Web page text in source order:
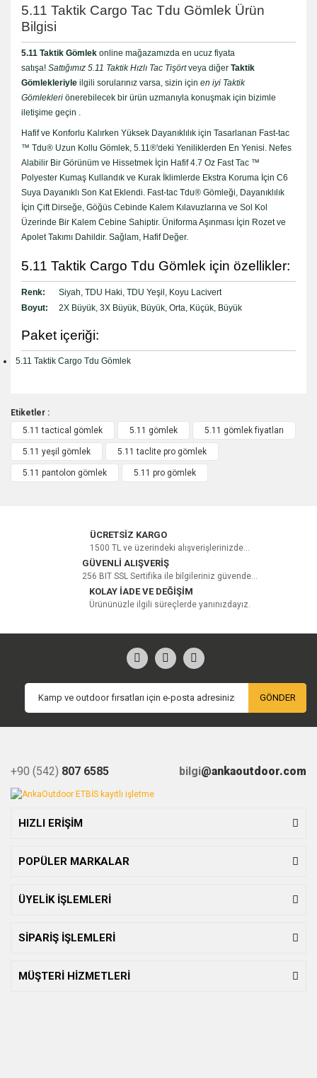
5.11 Taktik Cargo Tac Tdu Gömlek Ürün
Bilgisi
5.11 Taktik Gömlek online mağazamızda en ucuz fiyata
satışa! Sattığımız 5.11 Taktik Hızlı Tac Tişörtveya diğer Taktik
Gömlekleriyle ilgili sorularınız varsa, sizin için en iyi Taktik
Gömlekleri önerebilecek bir ürün uzmanıyla konuşmak için bizimle
iletişime geçin .
Hafif ve Konforlu Kalırken Yüksek Dayanıklılık için Tasarlanan Fast-tac
™ Tdu® Uzun Kollu Gömlek, 5.11®'deki Yeniliklerden En Yenisi. Nefes
Alabilir Bir Görünüm ve Hissetmek İçin Hafif 4.7 Oz Fast Tac ™
Polyester Kumaş Kullandık ve Kurak İklimlerde Ekstra Koruma İçin C6
Suya Dayanıklı Son Kat Eklendi. Fast-tac Tdu® Gömleği, Dayanıklılık
İçin Çift Dirseğe, Göğüs Cebinde Kalem Kılavuzlarına ve Sol Kol
Üzerinde Bir Kalem Cebine Sahiptir. Üniforma Aşınması İçin Rozet ve
Apolet Takımı Dahildir. Sağlam, Hafif Değer.
5.11 Taktik Cargo Tdu Gömlek için özellikler:
Renk:
Siyah, TDU Haki, TDU Yeşil, Koyu Lacivert
Boyut:
2X Büyük, 3X Büyük, Büyük, Orta, Küçük, Büyük
Paket içeriği:
5.11 Taktik Cargo Tdu Gömlek
Bu ürüne ilk yorumu siz yapın!
Etiketler :
5.11 tactical gömlek
5.11 gömlek 5.11 gömlek fiyatları
5.11 yeşil gömlek 5.11 taclite pro gömlek
5.11 pantolon gömlek 5.11 pro gömlek
ÜCRETSİZ KARGO
1500 TL ve üzerindeki alışverişlerinizde...
GÜVENLİ ALIŞVERİŞ
256 BIT SSL Sertifika ile bilgileriniz güvende...
KOLAY İADE VE DEĞİŞİM
Ürününüzle ilgili süreçlerde yanınızdayız.
GÖNDER
+90 (542) 807 6585 bilgi@ankaoutdoor.com
HIZLI ERİŞİM
POPÜLER MARKALAR
ÜYELİK İŞLEMLERİ
SİPARİŞ İŞLEMLERİ
MÜŞTERİ HİZMETLERİ